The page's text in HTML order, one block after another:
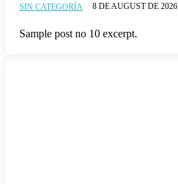
SIN CATEGORÍA 8 DE AUGUST DE 2026
Sample post no 10 excerpt.